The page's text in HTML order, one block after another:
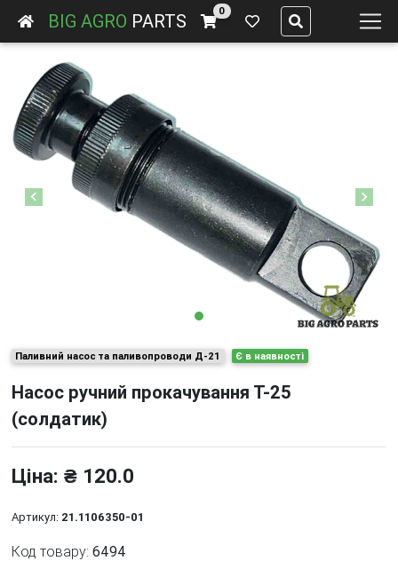
BIG AGRO PARTS 0
Previous Next
Паливний насос та паливопроводи Д-21 Є в наявності
Насос ручний прокачування Т-25
(солдатик)
Ціна: ₴ 120.0
Артикул: 21.1106350-01
Код товару: 6494